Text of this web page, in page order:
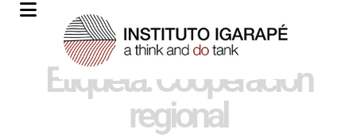
Etiqueta: Cooperación
regional